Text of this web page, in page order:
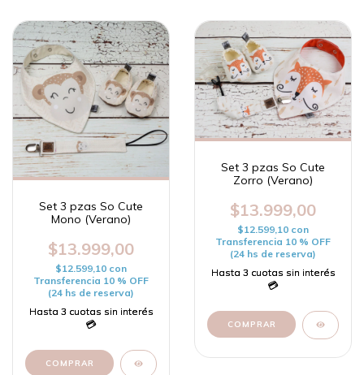
Set 3 pzas So Cute
Mono (Verano)
$13.999,00
$12.599,10 con
Transferencia 10 % OFF
(24 hs de reserva)
COMPRAR
Set 3 pzas So Cute
Zorro (Verano)
$13.999,00
$12.599,10 con
Transferencia 10 % OFF
(24 hs de reserva)
COMPRAR